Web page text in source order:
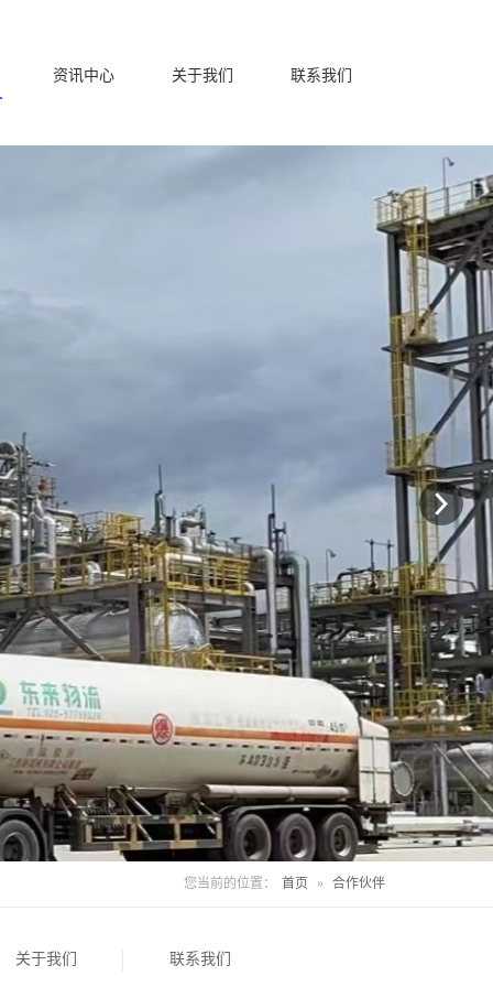
资讯中心 关于我们 联系我们
您当前的位置： 首页 » 合作伙伴
关于我们 联系我们